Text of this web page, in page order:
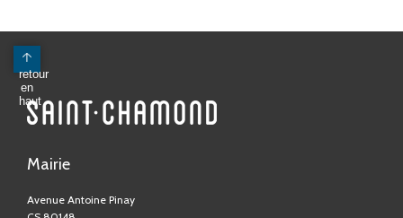
Mairie
Avenue Antoine Pinay